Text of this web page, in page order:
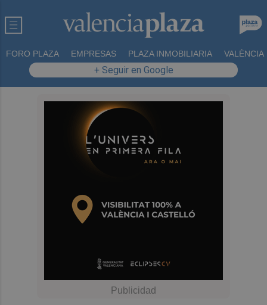
FORO PLAZA EMPRESAS PLAZA INMOBILIARIA VALÈNCIA
+ Seguir en Google